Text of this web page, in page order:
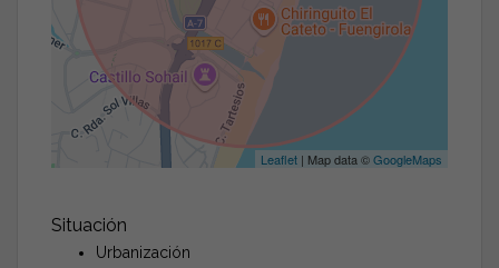
Leaflet | Map data ©GoogleMaps
Situación
Urbanización